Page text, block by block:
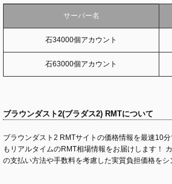
サーバー名
石34000個アカウント
石63000個アカウント
ブラウンダスト2(ブラダス2) RMTについて
ブラウンダスト2 RMTサイトの価格情報を最速10
もリアルタイムのRMT相場情報をお届けします！
の支払い方法や手数料を考慮した実質負担価格をシ